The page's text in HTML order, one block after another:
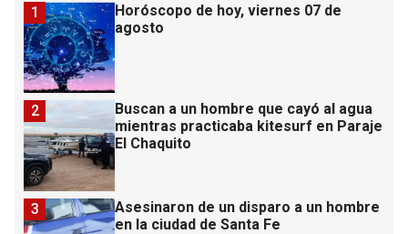
Horóscopo de hoy, viernes 07 de
agosto
1
Buscan a un hombre que cayó al agua
mientras practicaba kitesurf en Paraje
El Chaquito
2
Asesinaron de un disparo a un hombre
en la ciudad de Santa Fe
3